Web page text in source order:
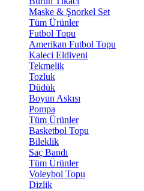
Maske & Şnorkel Set
Tüm Ürünler
Futbol Topu
Amerikan Futbol Topu
Kaleci Eldiveni
Tekmelik
Tozluk
Düdük
Boyun Askısı
Pompa
Tüm Ürünler
Basketbol Topu
Bileklik
Saç Bandı
Tüm Ürünler
Voleybol Topu
Dizlik